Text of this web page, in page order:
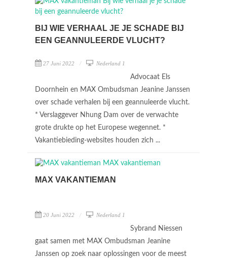
BIJ WIE VERHAAL JE JE SCHADE BIJ
EEN GEANNULEERDE VLUCHT?
27 Juni 2022 Nederland 1
Advocaat Els
Doornhein en MAX Ombudsman Jeanine Janssen
over schade verhalen bij een geannuleerde vlucht.
* Verslaggever Nhung Dam over de verwachte
grote drukte op het Europese wegennet. *
Vakantiebieding-websites houden zich ...
MAX VAKANTIEMAN
20 Juni 2022 Nederland 1
Sybrand Niessen
gaat samen met MAX Ombudsman Jeanine
Janssen op zoek naar oplossingen voor de meest